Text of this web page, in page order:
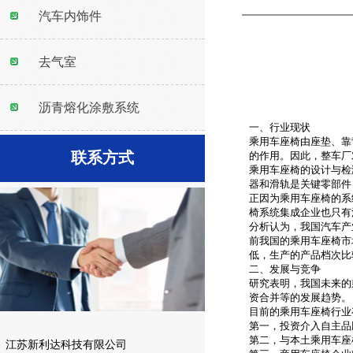
汽车内饰件
去气室
沥青熔化涂敷系统
联系方式
江苏新利达科技有限公司
一、行业现状
乘用车座椅由座垫、
的作用。因此，整车
乘用车座椅的设计与
器和滑轨是关键零部
正因为乘用车座椅的
椅系统集成企业也只
分析认为，我国汽车
前我国的乘用车座椅
低，生产的产品档次
二、发展与竞争
研究表明，我国未来
资合并等的发展趋势。
目前的乘用车座椅行
第一，投资介入自主
第二，与本土乘用车